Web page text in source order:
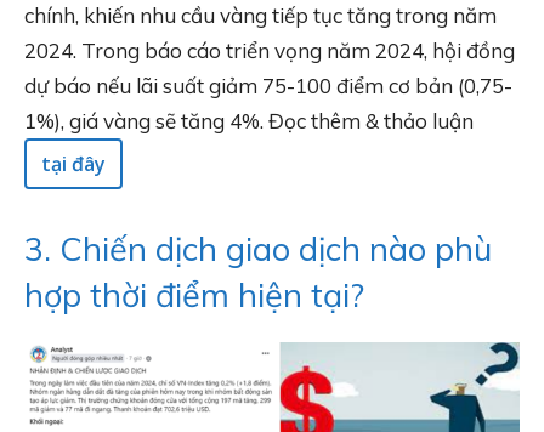
chính, khiến nhu cầu vàng tiếp tục tăng trong năm
2024. Trong báo cáo triển vọng năm 2024, hội đồng
dự báo nếu lãi suất giảm 75-100 điểm cơ bản (0,75-
1%), giá vàng sẽ tăng 4%. Đọc thêm & thảo luận
tại đây
3. Chiến dịch giao dịch nào phù
hợp thời điểm hiện tại?